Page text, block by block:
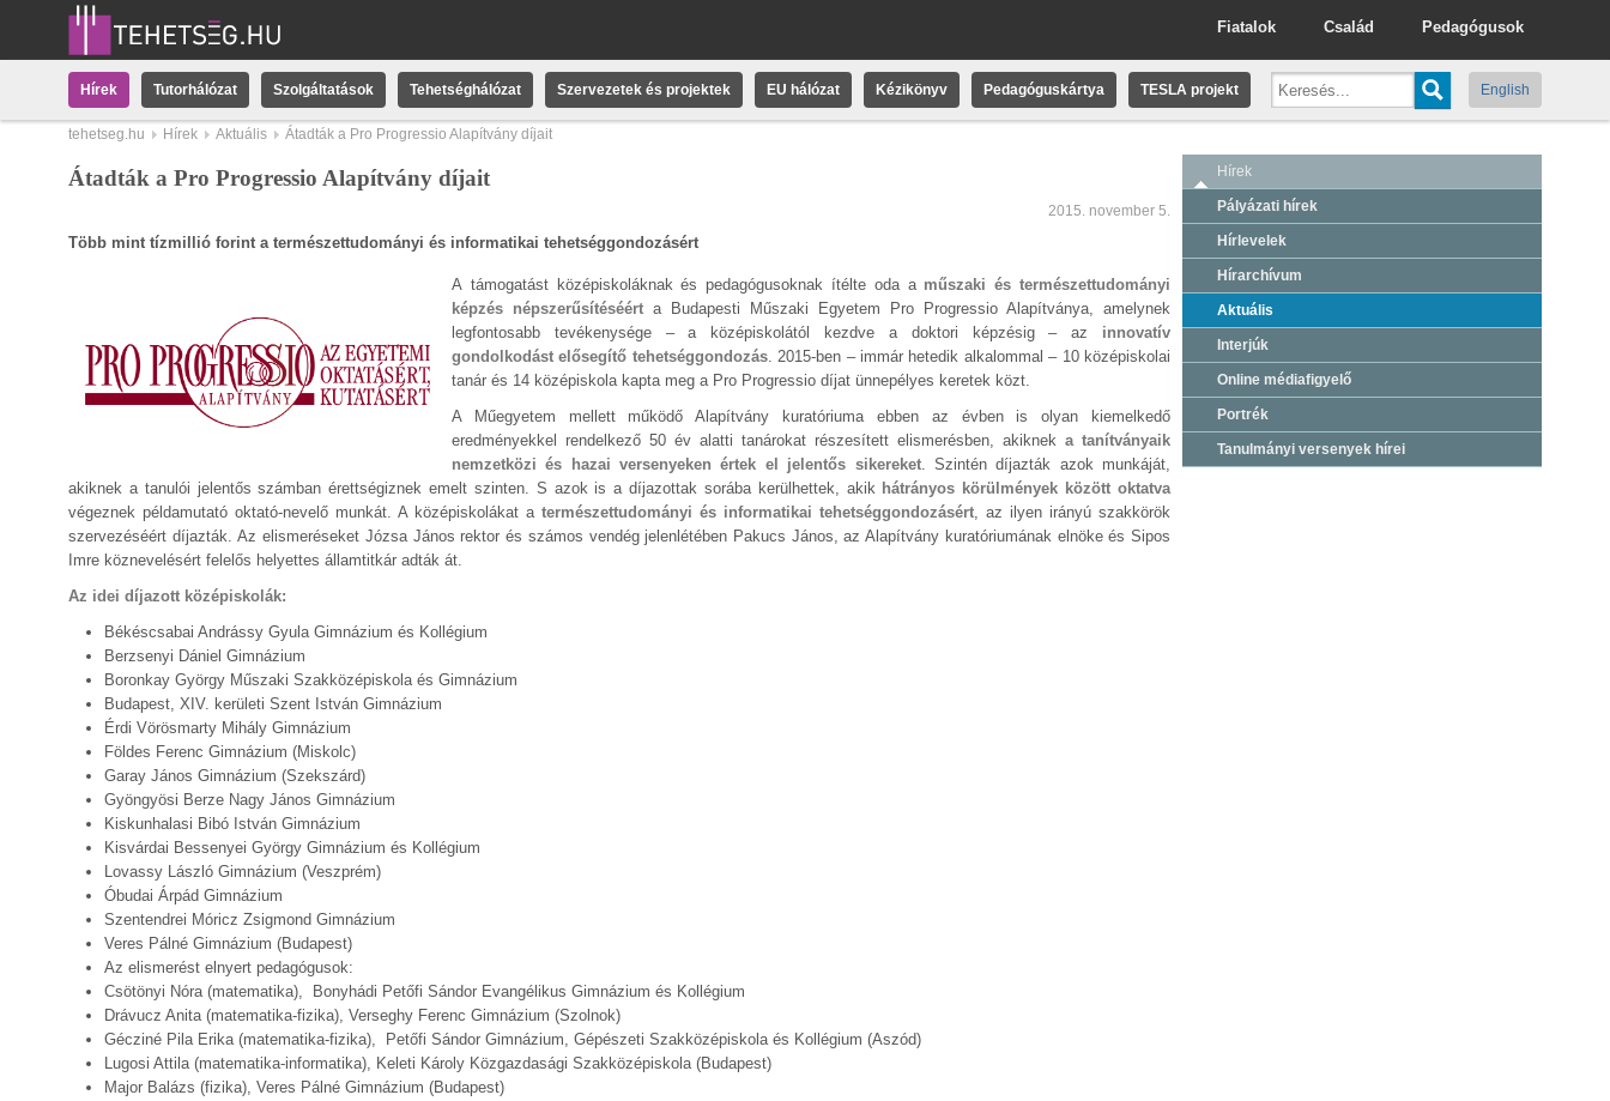
Pedagógusok
Család
Fiatalok
Hírek Tutorhálózat Szolgáltatások Tehetséghálózat Szervezetek és projektek EU hálózat Kézikönyv Pedagóguskártya TESLA projekt English
tehetseg.hu Hírek Aktuális Átadták a Pro Progressio Alapítvány díjait
Átadták a Pro Progressio Alapítvány díjait
2015. november 5.
Több mint tízmillió forint a természettudományi és informatikai tehetséggondozásért
A támogatást középiskoláknak és pedagógusoknak ítélte oda aműszaki és természettudományi
képzés népszerűsítéséért a Budapesti Műszaki Egyetem Pro Progressio Alapítványa, amelynek
legfontosabb tevékenysége – a középiskolától kezdve a doktori képzésig – az innovatív
gondolkodást elősegítő tehetséggondozás. 2015-ben – immár hetedik alkalommal – 10 középiskolai
tanár és 14 középiskola kapta meg a Pro Progressio díjat ünnepélyes keretek közt.
A Műegyetem mellett működő Alapítvány kuratóriuma ebben az évben is olyan kiemelkedő
eredményekkel rendelkező 50 év alatti tanárokat részesített elismerésben, akiknek a tanítványaik
nemzetközi és hazai versenyeken értek el jelentős sikereket. Szintén díjazták azok munkáját,
akiknek a tanulói jelentős számban érettségiznek emelt szinten. S azok is a díjazottak sorába kerülhettek, akik hátrányos körülmények között oktatva
végeznek példamutató oktató-nevelő munkát. A középiskolákat a természettudományi és informatikai tehetséggondozásért, az ilyen irányú szakkörök
szervezéséért díjazták.Az elismeréseket Józsa János rektor és számos vendég jelenlétében Pakucs János, az Alapítvány kuratóriumának elnöke és Sipos
Imre köznevelésért felelős helyettes államtitkár adták át.
Az idei díjazott középiskolák:
Békéscsabai Andrássy Gyula Gimnázium és Kollégium
Berzsenyi Dániel Gimnázium
Boronkay György Műszaki Szakközépiskola és Gimnázium
Budapest, XIV. kerületi Szent István Gimnázium
Érdi Vörösmarty Mihály Gimnázium
Földes Ferenc Gimnázium (Miskolc)
Garay János Gimnázium (Szekszárd)
Gyöngyösi Berze Nagy János Gimnázium
Kiskunhalasi Bibó István Gimnázium
Kisvárdai Bessenyei György Gimnázium és Kollégium
Lovassy László Gimnázium (Veszprém)
Óbudai Árpád Gimnázium
Szentendrei Móricz Zsigmond Gimnázium
Veres Pálné Gimnázium (Budapest)
Az elismerést elnyert pedagógusok:
Csötönyi Nóra (matematika), Bonyhádi Petőfi Sándor Evangélikus Gimnázium és Kollégium
Drávucz Anita (matematika-fizika), Verseghy Ferenc Gimnázium (Szolnok)
Gécziné Pila Erika (matematika-fizika), Petőfi Sándor Gimnázium, Gépészeti Szakközépiskola és Kollégium (Aszód)
Lugosi Attila (matematika-informatika), Keleti Károly Közgazdasági Szakközépiskola (Budapest)
Major Balázs (fizika), Veres Pálné Gimnázium (Budapest)
Hírek
Pályázati hírek
Hírlevelek
Hírarchívum
Aktuális
Interjúk
Online médiafigyelő
Portrék
Tanulmányi versenyek hírei